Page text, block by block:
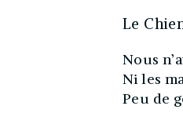
Le
Nous
Ni les
Peu de